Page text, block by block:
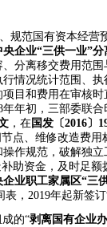
规范国有资本经
央企业“三供一业”
分离移交费用范
情况统计范围、
目和费用在审核
年年初，三部委联合
，在国发〔2016〕
点、维修改造费
作规范， 破解独立
助资金，及时足
企业职工家属区“三
表， 2019年起新签
的“剥离国有企业